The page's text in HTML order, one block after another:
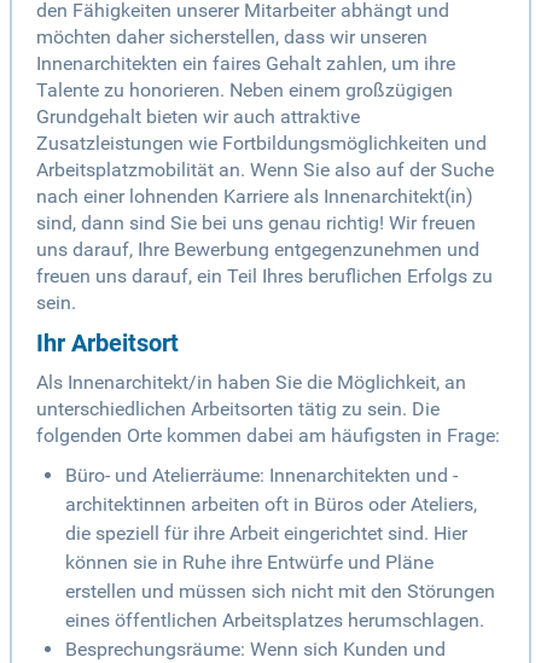
den Fähigkeiten unserer Mitarbeiter abhängt und
möchten daher sicherstellen, dass wir unseren
Innenarchitekten ein faires Gehalt zahlen, um ihre
Talente zu honorieren. Neben einem großzügigen
Grundgehalt bieten wir auch attraktive
Zusatzleistungen wie Fortbildungsmöglichkeiten und
Arbeitsplatzmobilität an. Wenn Sie also auf der Suche
nach einer lohnenden Karriere als Innenarchitekt(in)
sind, dann sind Sie bei uns genau richtig! Wir freuen
uns darauf, Ihre Bewerbung entgegenzunehmen und
freuen uns darauf, ein Teil Ihres beruflichen Erfolgs zu
sein.
Ihr Arbeitsort
Als Innenarchitekt/in haben Sie die Möglichkeit, an
unterschiedlichen Arbeitsorten tätig zu sein. Die
folgenden Orte kommen dabei am häufigsten in Frage:
Büro- und Atelierräume: Innenarchitekten und -
architektinnen arbeiten oft in Büros oder Ateliers,
die speziell für ihre Arbeit eingerichtet sind. Hier
können sie in Ruhe ihre Entwürfe und Pläne
erstellen und müssen sich nicht mit den Störungen
eines öffentlichen Arbeitsplatzes herumschlagen.
Besprechungsräume: Wenn sich Kunden und